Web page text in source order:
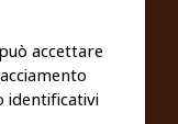
accettare
identificativi